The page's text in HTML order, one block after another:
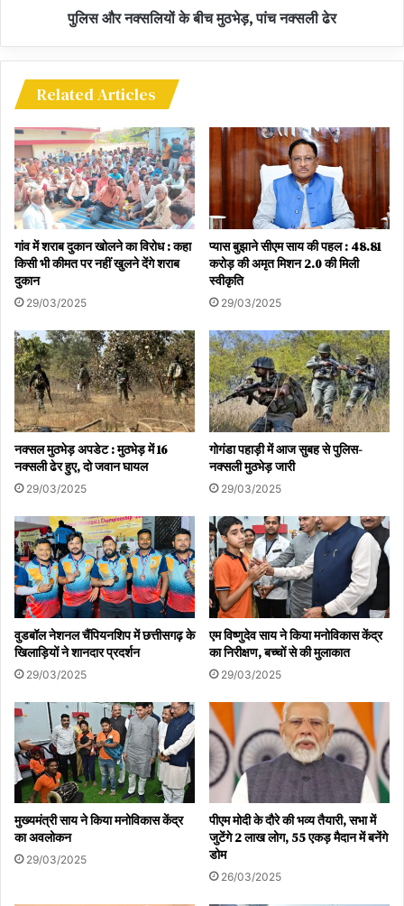
पुलिस और नक्सलियों के बीच मुठभेड़, पांच नक्सली ढेर
Related Articles
गांव में शराब दुकान खोलने का विरोध : कहा
किसी भी कीमत पर नहीं खुलने देंगे शराब
दुकान
29/03/2025
प्यास बुझाने सीएम साय की पहल : 48.81
करोड़ की अमृत मिशन 2.0 की मिली
स्वीकृति
29/03/2025
नक्सल मुठभेड़ अपडेट : मुठभेड़ में 16
नक्सली ढेर हुए, दो जवान घायल
29/03/2025
गोगंडा पहाड़ी में आज सुबह से पुलिस-
नक्सली मुठभेड़ जारी
29/03/2025
वुडबॉल नेशनल चैंपियनशिप में छत्तीसगढ़ के
खिलाड़ियों ने शानदार प्रदर्शन
29/03/2025
एम विष्णुदेव साय ने किया मनोविकास केंद्र
का निरीक्षण, बच्चों से की मुलाकात
29/03/2025
मुख्यमंत्री साय ने किया मनोविकास केंद्र
का अवलोकन
29/03/2025
पीएम मोदी के दौरे की भव्य तैयारी, सभा में
जुटेंगे 2 लाख लोग, 55 एकड़ मैदान में बनेंगे
डोम
26/03/2025